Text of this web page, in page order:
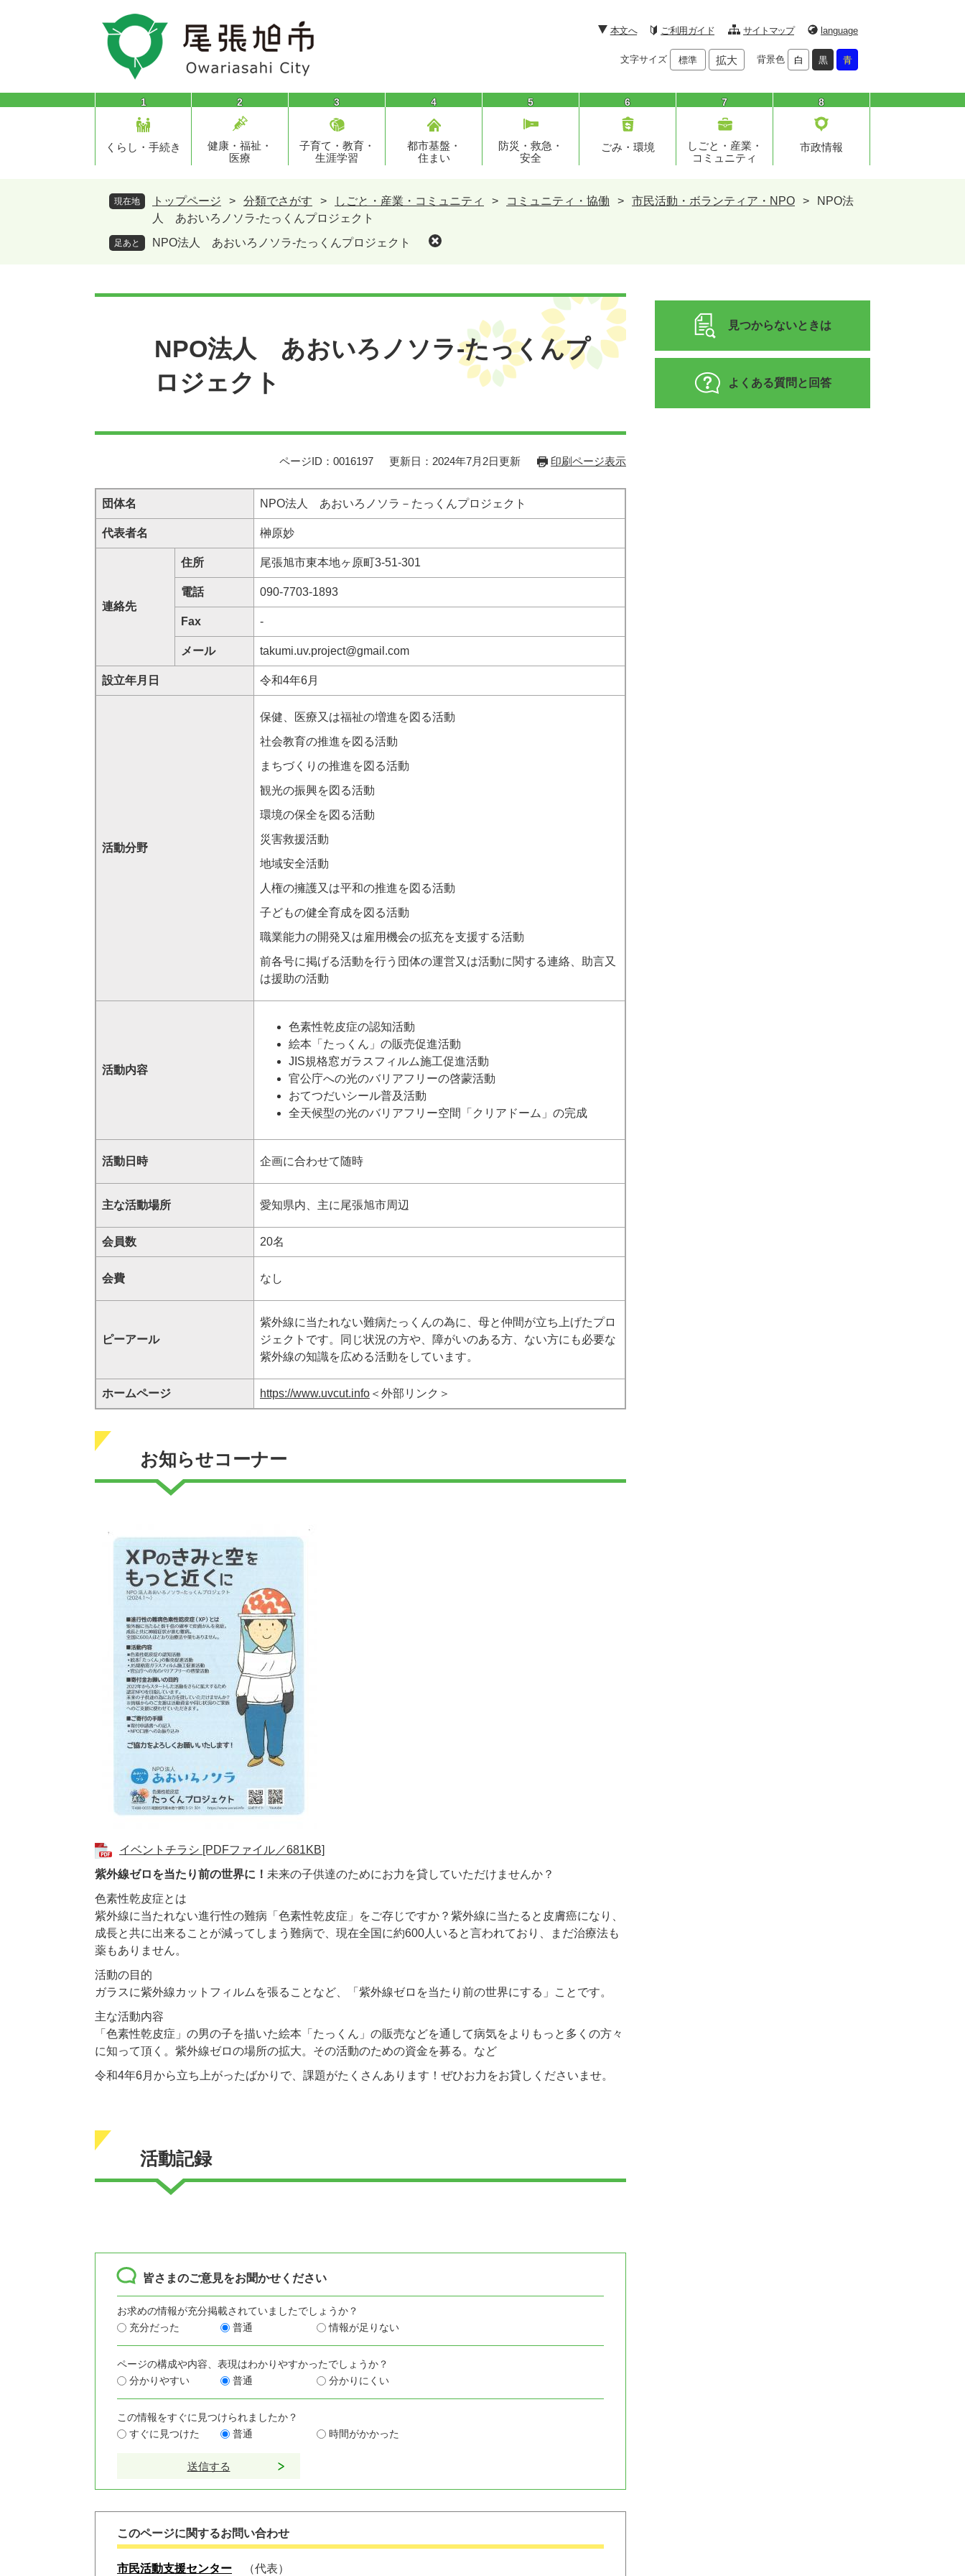
頭
飛
本文へ ご利用ガイド サイトマップ language
文字サイズ 標準 拡大 背景色 白 黒 青
1
くらし・手続き
2
健康・福祉・
医療
3
子育て・教育・
生涯学習
4
都市基盤・
住まい
5
防災・救急・
安全
6
ごみ・環境
7
しごと・産業・
コミュニティ
8
市政情報
現在地 トップページ > 分類でさがす > しごと・産業・コミュニティ > コミュニティ・協働 > 市民活動・ボランティア・NPO >
NPO法
人 あおいろノソラ-たっくんプロジェクト
足あと NPO法人 あおいろノソラ-たっくんプロジェクト
NPO法人 あおいろノソラ-たっくんプ
ロジェクト
ページID：0016197 更新日：2024年7月2日更新 印刷ページ表示
団体名 NPO法人 あおいろノソラ－たっくんプロジェクト
代表者名 榊原妙
連絡先
住所 尾張旭市東本地ヶ原町3-51-301
電話 090-7703-1893
Fax -
メール takumi.uv.project@gmail.com
設立年月日 令和4年6月
活動分野
保健、医療又は福祉の増進を図る活動
社会教育の推進を図る活動
まちづくりの推進を図る活動
観光の振興を図る活動
環境の保全を図る活動
災害救援活動
地域安全活動
人権の擁護又は平和の推進を図る活動
子どもの健全育成を図る活動
職業能力の開発又は雇用機会の拡充を支援する活動
前各号に掲げる活動を行う団体の運営又は活動に関する連絡、助言又
は援助の活動
活動内容
色素性乾皮症の認知活動
絵本「たっくん」の販売促進活動
JIS規格窓ガラスフィルム施工促進活動
官公庁への光のバリアフリーの啓蒙活動
おてつだいシール普及活動
全天候型の光のバリアフリー空間「クリアドーム」の完成
活動日時 企画に合わせて随時
主な活動場所 愛知県内、主に尾張旭市周辺
会員数 20名
会費 なし
ピーアール
紫外線に当たれない難病たっくんの為に、母と仲間が立ち上げたプロ
ジェクトです。同じ状況の方や、障がいのある方、ない方にも必要な
紫外線の知識を広める活動をしています。
ホームページ https://www.uvcut.info ＜外部リンク＞
お知らせコーナー
イベントチラシ [PDFファイル／681KB]
紫外線ゼロを当たり前の世界に！ 未来の子供達のためにお力を貸していただけませんか？
色素性乾皮症とは
紫外線に当たれない進行性の難病「色素性乾皮症」をご存じですか？紫外線に当たると皮膚癌になり、
成長と共に出来ることが減ってしまう難病で、現在全国に約600人いると言われており、まだ治療法も
薬もありません。
活動の目的
ガラスに紫外線カットフィルムを張ることなど、「紫外線ゼロを当たり前の世界にする」ことです。
主な活動内容
「色素性乾皮症」の男の子を描いた絵本「たっくん」の販売などを通して病気をよりもっと多くの方々
に知って頂く。紫外線ゼロの場所の拡大。その活動のための資金を募る。など
令和4年6月から立ち上がったばかりで、課題がたくさんあります！ぜひお力をお貸しくださいませ。
活動記録
皆さまのご意見をお聞かせください
お求めの情報が充分掲載されていましたでしょうか？
充分だった
普通 情報が足りない
ページの構成や内容、表現はわかりやすかったでしょうか？
分かりやすい
普通 分かりにくい
この情報をすぐに見つけられましたか？
すぐに見つけた
普通 時間がかかった
このページに関するお問い合わせ
市民活動支援センター 代表
見つからないときは
よくある質問と回答